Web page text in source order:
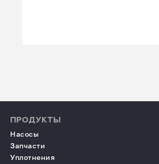
ПРОДУКТЫ
Насосы
Запчасти
Уплотнения